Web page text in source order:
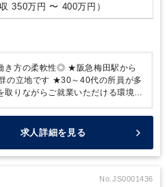
月給 29万円 〜 33万円 （年収 350万円 〜 400万円）
き方の柔軟性◎ ★阪急梅田駅から
の立地です ★30～40代の所員が多
りながらご就業いただける環境で
求人詳細を見る
No.JS0001436